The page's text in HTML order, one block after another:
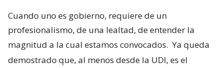
Cuando uno es gobierno, requiere de un
profesionalismo, de una lealtad, de entender la
magnitud a la cual estamos convocados. Ya queda
demostrado que, al menos desde la UDI, es el